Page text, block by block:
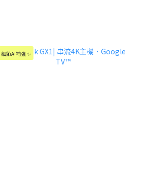
細節AI補強 ✨